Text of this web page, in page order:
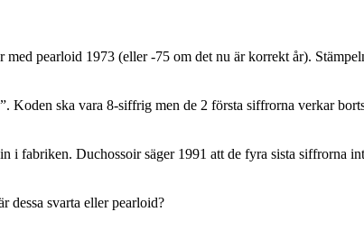
pearloid 1973 (eller -75 om det nu är korrekt år).
ska vara 8-siffrig men de 2 första siffrorna verkar
fabriken. Duchossoir säger 1991 att de fyra sista siffrorna
dessa svarta eller pearloid?